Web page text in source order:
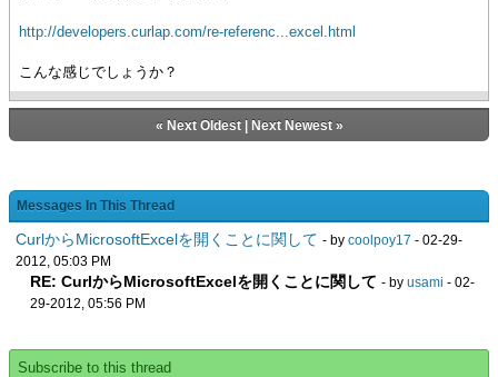
http://developers.curlap.com/re-referenc...excel.html
こんな感じでしょうか？
« Next Oldest| Next Newest»
Messages In This Thread
CurlからMicrosoftExcelを開くことに関して - by coolpoy17 - 02-29-
2012, 05:03 PM
RE: CurlからMicrosoftExcelを開くことに関して - by usami - 02-
29-2012, 05:56 PM
Subscribe to this thread